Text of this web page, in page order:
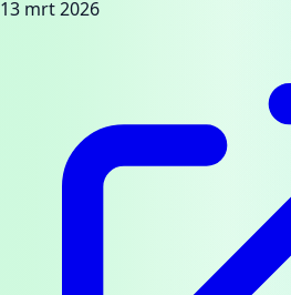
13 mrt 2026